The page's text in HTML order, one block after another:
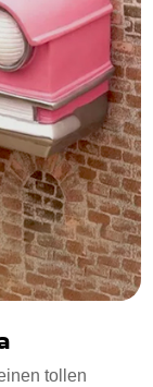
tollen